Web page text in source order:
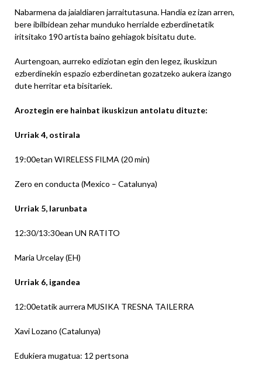
Nabarmena da jaialdiaren jarraitutasuna. Handia ez izan arren,
bere ibilbidean zehar munduko herrialde ezberdinetatik
iritsitako 190 artista baino gehiagok bisitatu dute.
Aurtengoan, aurreko ediziotan egin den legez, ikuskizun
ezberdinekin espazio ezberdinetan gozatzeko aukera izango
dute herritar eta bisitariek.
Aroztegin ere hainbat ikuskizun antolatu dituzte:
Urriak 4, ostirala
19:00etan WIRELESS FILMA (20 min)
Zero en conducta (Mexico – Catalunya)
Urriak 5, larunbata
12:30/13:30ean UN RATITO
Maria Urcelay (EH)
Urriak 6, igandea
12:00etatik aurrera MUSIKA TRESNA TAILERRA
Xavi Lozano (Catalunya)
Edukiera mugatua: 12 pertsona